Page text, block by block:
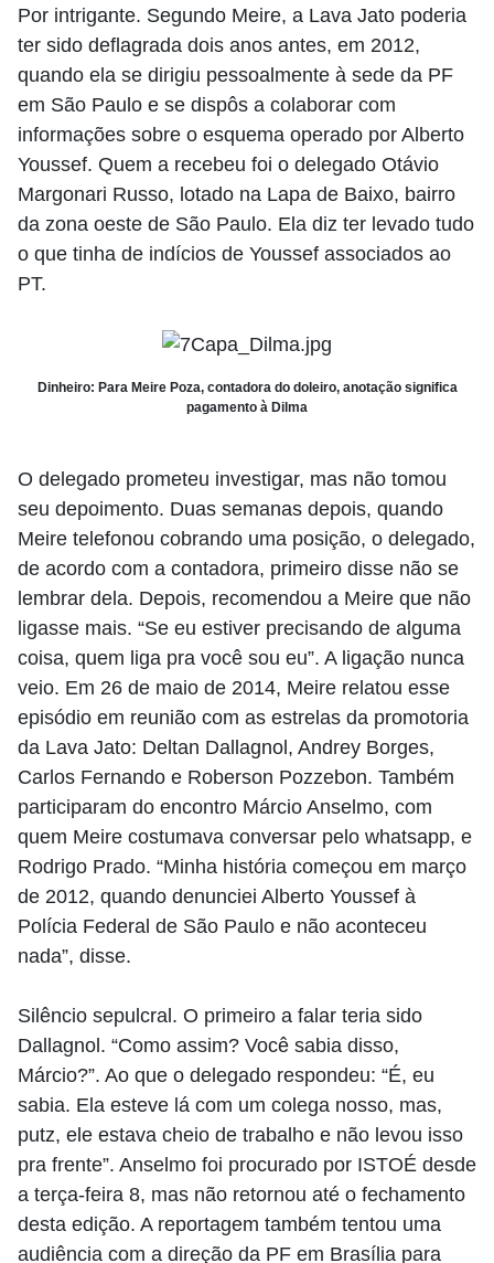
Por intrigante. Segundo Meire, a Lava Jato poderia
ter sido deflagrada dois anos antes, em 2012,
quando ela se dirigiu pessoalmente à sede da PF
em São Paulo e se dispôs a colaborar com
informações sobre o esquema operado por Alberto
Youssef. Quem a recebeu foi o delegado Otávio
Margonari Russo, lotado na Lapa de Baixo, bairro
da zona oeste de São Paulo. Ela diz ter levado tudo
o que tinha de indícios de Youssef associados ao
PT.
Dinheiro: Para Meire Poza, contadora do doleiro, anotação significa
pagamento à Dilma
O delegado prometeu investigar, mas não tomou
seu depoimento. Duas semanas depois, quando
Meire telefonou cobrando uma posição, o delegado,
de acordo com a contadora, primeiro disse não se
lembrar dela. Depois, recomendou a Meire que não
ligasse mais. “Se eu estiver precisando de alguma
coisa, quem liga pra você sou eu”. A ligação nunca
veio. Em 26 de maio de 2014, Meire relatou esse
episódio em reunião com as estrelas da promotoria
da Lava Jato: Deltan Dallagnol, Andrey Borges,
Carlos Fernando e Roberson Pozzebon. Também
participaram do encontro Márcio Anselmo, com
quem Meire costumava conversar pelo whatsapp, e
Rodrigo Prado. “Minha história começou em março
de 2012, quando denunciei Alberto Youssef à
Polícia Federal de São Paulo e não aconteceu
nada”, disse.
Silêncio sepulcral. O primeiro a falar teria sido
Dallagnol. “Como assim? Você sabia disso,
Márcio?”. Ao que o delegado respondeu: “É, eu
sabia. Ela esteve lá com um colega nosso, mas,
putz, ele estava cheio de trabalho e não levou isso
pra frente”. Anselmo foi procurado por ISTOÉ desde
a terça-feira 8, mas não retornou até o fechamento
desta edição. A reportagem também tentou uma
audiência com a direção da PF em Brasília para